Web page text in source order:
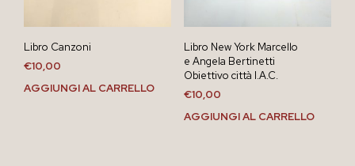
Libro Canzoni
€10,00
AGGIUNGI AL CARRELLO
Libro New York Marcello
e Angela Bertinetti
Obiettivo città I.A.C.
€10,00
AGGIUNGI AL CARRELLO